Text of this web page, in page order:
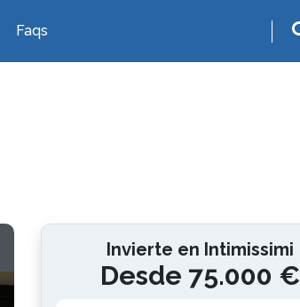
Faqs
Invierte en Intimissimi
Desde 75.000 €